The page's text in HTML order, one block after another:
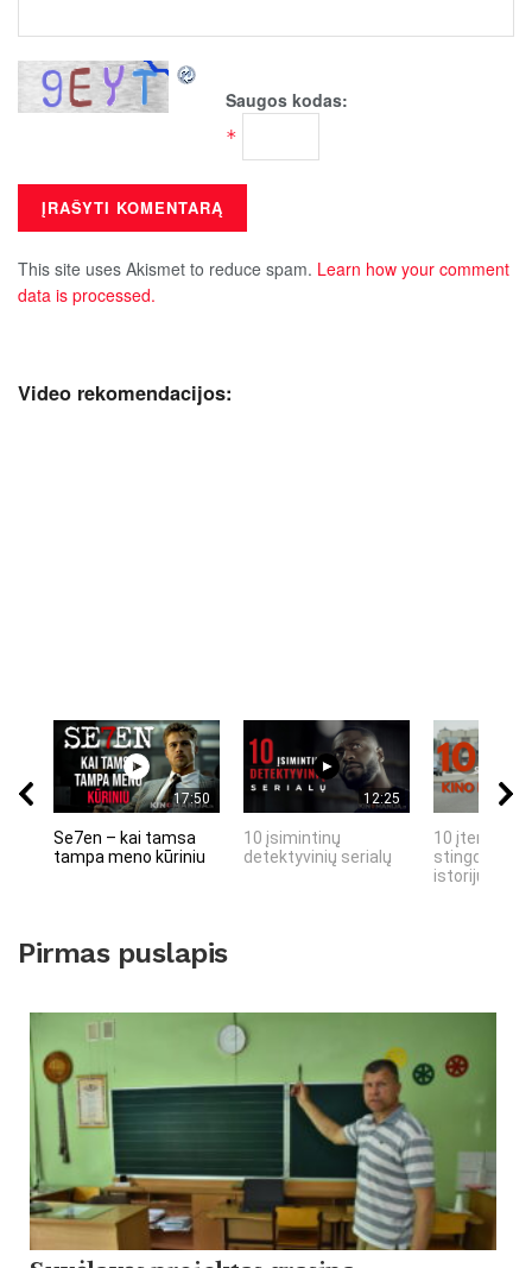
Saugos kodas:
*
This site uses Akismet to reduce spam. Learn how your comment
data is processed.
Video rekomendacijos:
17:50
Se7en – kai tamsa
tampa meno kūriniu
12:25
10 įsimintinų
detektyvinių serialų
10 įtemptų,
stingdančių
istorijų
Pirmas puslapis